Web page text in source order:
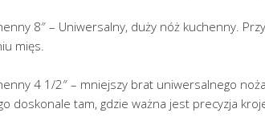
8″ – Uniwersalny, duży nóż kuchenny.
mięs.
4 1/2″ – mniejszy brat uniwersalnego
doskonale tam, gdzie ważna jest precyzja